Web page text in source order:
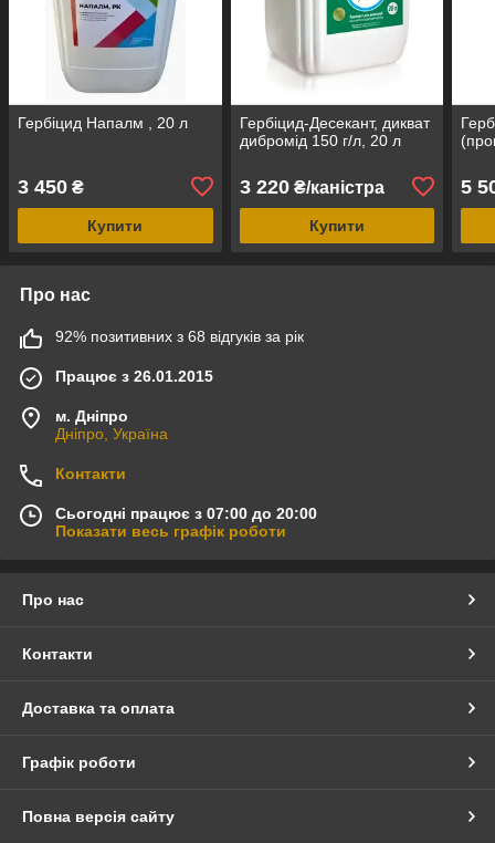
Гербіцид Напалм , 20 л
3 450 ₴
Купити
Гербіцид-Десекант, дикват
дибромід 150 г/л, 20 л
3 220₴/каністра
Купити
5
Про нас
92% позитивних з 68 відгуків за рік
Працює з 26.01.2015
м. Дніпро
Дніпро, Україна
Контакти
Сьогодні працює з 07:00 до 20:00
Показати весь графік роботи
Про нас
Контакти
Доставка та оплата
Графік роботи
Повна версія сайту